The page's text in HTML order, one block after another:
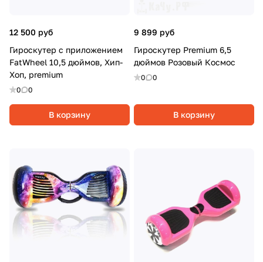
12 500 руб
Гироскутер c приложением
FatWheel 10,5 дюймов, Хип-
Хоп, premium
0 0
В корзину
9 899 руб
Гироскутер Premium 6,5
дюймов Розовый Космос
0 0
В корзину